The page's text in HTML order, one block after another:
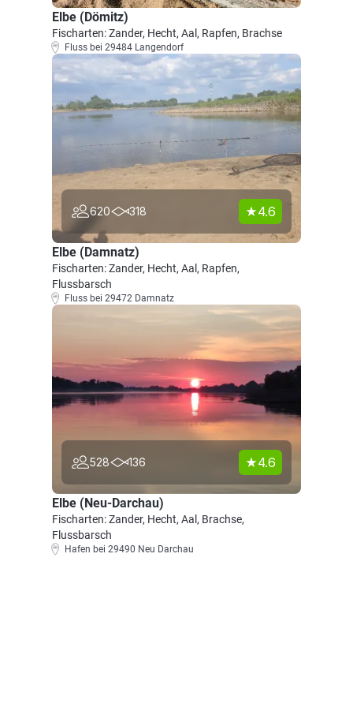
Elbe (Dömitz)
Fischarten: Zander, Hecht, Aal, Rapfen, Brachse
Fluss bei 29484 Langendorf
620 318 4.6
Elbe (Damnatz)
Fischarten: Zander, Hecht, Aal, Rapfen,
Flussbarsch
Fluss bei 29472 Damnatz
528 136 4.6
Elbe (Neu-Darchau)
Fischarten: Zander, Hecht, Aal, Brachse,
Flussbarsch
Hafen bei 29490 Neu Darchau